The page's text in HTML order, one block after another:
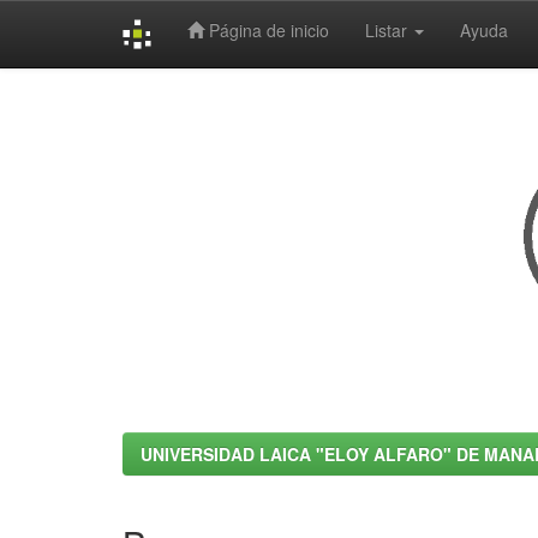
Página de inicio Listar Ayuda
UNIVERSIDAD LAICA "ELOY ALFARO" DE